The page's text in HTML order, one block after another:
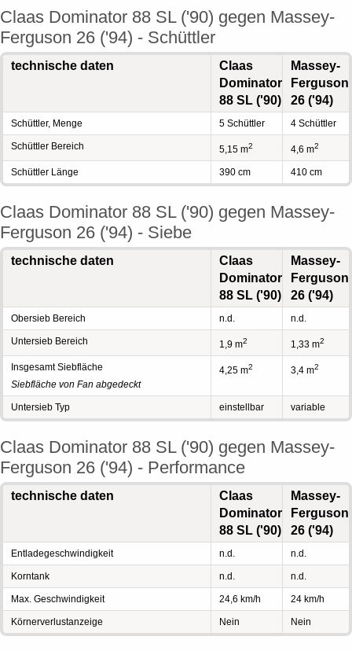
Claas Dominator 88 SL ('90) gegen Massey-
Ferguson 26 ('94) - Schüttler
technische daten
Claas
Dominator
88 SL ('90)
Massey-
Ferguson
26 ('94)
Schüttler, Menge 5 Schüttler 4 Schüttler
Schüttler Bereich 5,15 m2 4,6 m2
Schüttler Länge 390 cm 410 cm
Claas Dominator 88 SL ('90) gegen Massey-
Ferguson 26 ('94) - Siebe
technische daten
Claas
Dominator
88 SL ('90)
Massey-
Ferguson
26 ('94)
Obersieb Bereich n.d. n.d.
Untersieb Bereich 1,9 m2 1,33 m2
Insgesamt Siebfläche
Siebfläche von Fan abgedeckt
4,25 m2 3,4 m2
Untersieb Typ einstellbar variable
Claas Dominator 88 SL ('90) gegen Massey-
Ferguson 26 ('94) - Performance
technische daten
Claas
Dominator
88 SL ('90)
Massey-
Ferguson
26 ('94)
Entladegeschwindigkeit n.d. n.d.
Korntank n.d. n.d.
Max. Geschwindigkeit 24,6 km/h 24 km/h
Körnerverlustanzeige Nein Nein